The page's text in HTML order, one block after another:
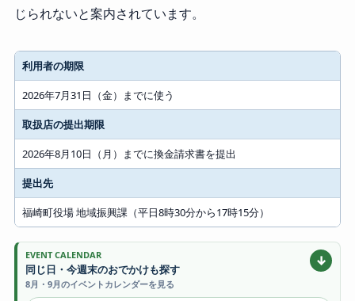
じられないと案内されています。
利用者の期限
2026年7月31日（金）までに使う
取扱店の提出期限
2026年8月10日（月）までに換金請求書を提出
提出先
福崎町役場 地域振興課（平日8時30分から17時15分）
EVENT CALENDAR
同じ日・今週末のおでかけも探す
8月・9月のイベントカレンダーを見る
↓